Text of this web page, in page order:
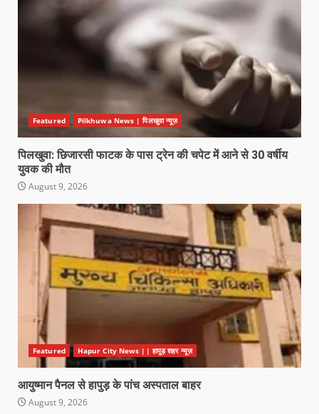
Featured Pilkhuwa News | पिलखुवा न्यूज़
पिलखुवा: छिजारसी फाटक के पास ट्रेन की चपेट में आने से 30 वर्षीय
युवक की मौत
August 9, 2026
Featured Hapur City News || हापुड़ शहर न्यूज़
आयुष्मान पैनल से हापुड़ के पांच अस्पताल बाहर
August 9, 2026